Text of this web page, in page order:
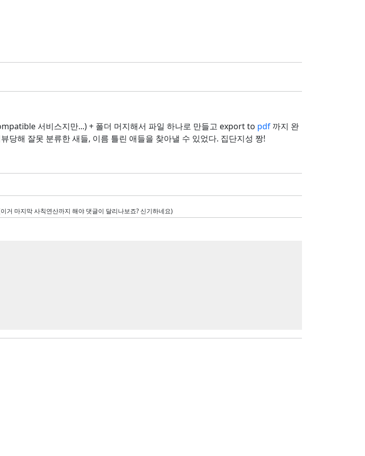
서비스지만...) + 폴더 머지해서 파일 하나로 만들고 export to pdf 까지 완
당해 잘못 분류한 새들, 이름 틀린 애들을 찾아낼 수 있었다. 집단지성 짱!
거 마지막 사칙연산까지 해야 댓글이 달리나보죠? 신기하네요)